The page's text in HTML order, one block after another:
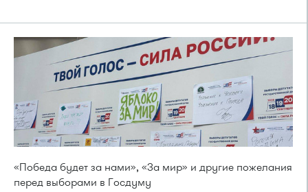
«Победа будет за нами», «За мир» и другие пожелания
перед выборами в Госдуму